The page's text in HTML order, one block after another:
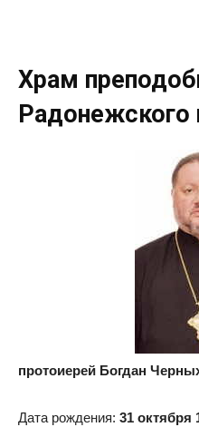
Храм
Радонежского
протоиерей Богдан
Дата рождения: 31 октября